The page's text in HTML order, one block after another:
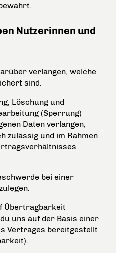
Nutzerinnen und
verlangen, welche
sind.
Löschung und
(Sperrung)
Daten verlangen,
zulässig und im Rahmen
bei einer
Übertragbarkeit
uns auf der Basis einer
Vertrages bereitgestellt